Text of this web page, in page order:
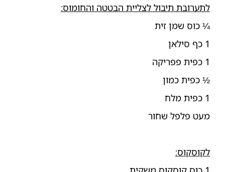
לתערובת תיבול לצליית הבטטה והחומוס:
¼ כוס שמן זית
1 כף סילאן
1 כפית פפריקה
½ כפית כמון
1 כפית מלח
מעט פלפל שחור
לקוסקוס: